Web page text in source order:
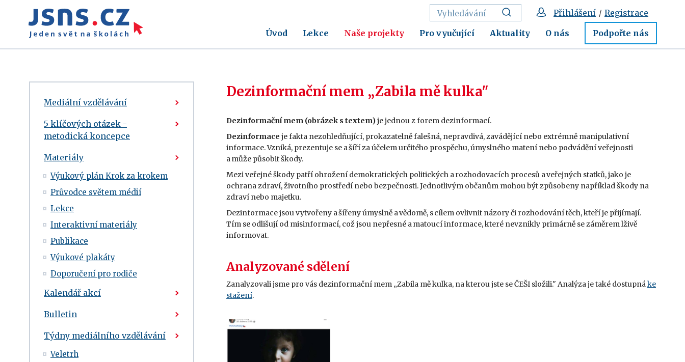
Úvod Lekce Naše projekty Pro vyučující Aktuality O nás Podpořte nás
Přihlášení / Registrace
Mediální vzdělávání
5 klíčových otázek -
metodická koncepce
Materiály
Výukový plán Krok za krokem
Průvodce světem médií
Lekce
Interaktivní materiály
Publikace
Výukové plakáty
Doporučení pro rodiče
Kalendář akcí
Bulletin
Týdny mediálního vzdělávání
Veletrh
Dezinformační mem „Zabila mě kulka"
Dezinformační mem (obrázek s textem)je jednou z forem dezinformací.
Dezinformace je fakta nezohledňující, prokazatelně falešná, nepravdivá, zavádějící nebo extrémně manipulativní
informace. Vzniká, prezentuje se a šíří za účelem určitého prospěchu, úmyslného matení nebo podvádění veřejnosti
a může působit škody.
Mezi veřejné škody patří ohrožení demokratických politických a rozhodovacích procesů a veřejných statků, jako je
ochrana zdraví, životního prostředí nebo bezpečnosti. Jednotlivým občanům mohou být způsobeny například škody na
zdraví nebo majetku.
Dezinformace jsou vytvořeny a šířeny úmyslně a vědomě, s cílem ovlivnit názory či rozhodování těch, kteří je přijímají.
Tím se odlišují od misinformací, což jsou nepřesné a matoucí informace, které nevznikly primárně se záměrem lživě
informovat.
Analyzované sdělení
Zanalyzovali jsme pro vás dezinformační mem „Zabila mě kulka, na kterou jste se ČEŠI složili." Analýza je také dostupnáke
stažení.